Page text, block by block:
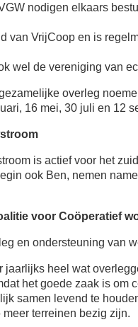
nodigen elkaars
van VrijCoop en is
wel de vereniging van
overleg
16 mei, 30 juli en 12
is actief voor het
ook Ben, nemen
voor Coöperatief
en ondersteuning van
jaarlijks heel wat
het goede zaak is om
samen levend te
meer terreinen bezig zijn.